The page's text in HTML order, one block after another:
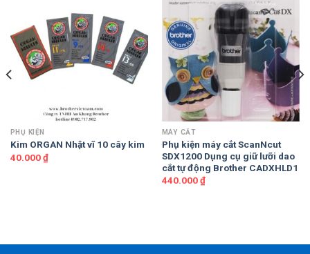
PHỤ KIỆN
Kim ORGAN Nhật vĩ 10 cây kim
40.000₫
MÁY CẮT
Phụ kiện máy cắt ScanNcut
SDX1200 Dụng cụ giữ lưỡi dao
cắt tự động Brother CADXHLD1
440.000₫